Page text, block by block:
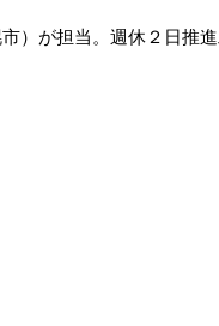
）が担当。週休２日推